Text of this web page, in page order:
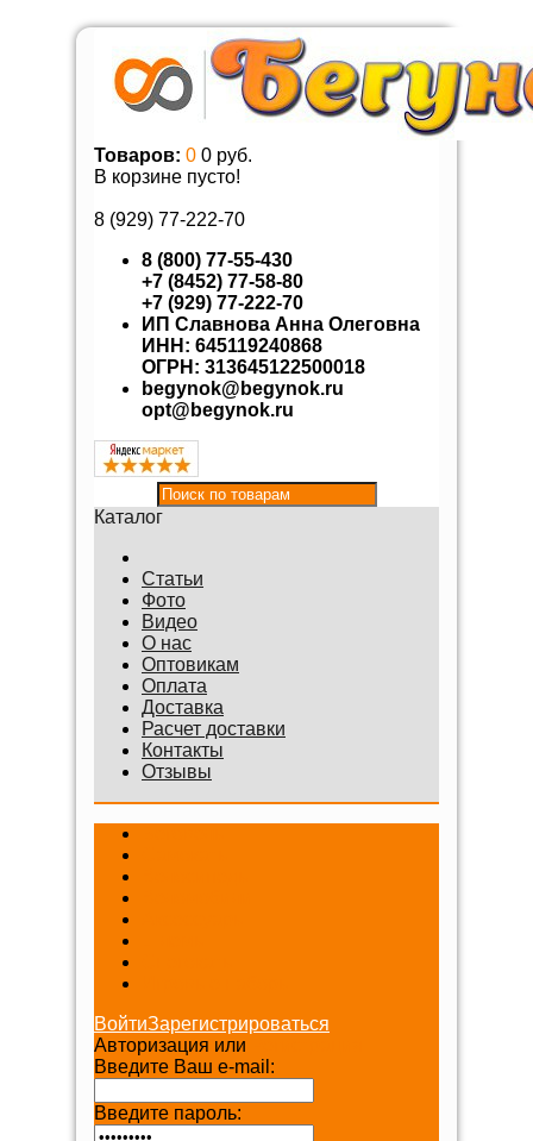
Товаров: 0 0 руб.
В корзине пусто!
8 (929) 77-222-70
8 (800) 77-55-430
+7 (8452) 77-58-80
+7 (929) 77-222-70
ИП Славнова Анна Олеговна
ИНН: 645119240868
ОГРН: 313645122500018
begynok@begynok.ru
opt@begynok.ru
Каталог
Статьи
Фото
Видео
О нас
Оптовикам
Оплата
Доставка
Расчет доставки
Контакты
Отзывы
ВойтиЗарегистрироваться
Авторизация или
Введите Ваш e-mail:
Введите пароль: